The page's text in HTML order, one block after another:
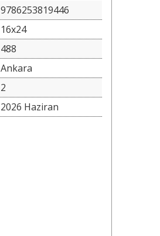
9786253819446
16x24
488
Ankara
2
2026 Haziran